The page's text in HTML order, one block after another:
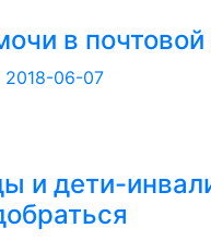
в
2018-06-07
и дети-